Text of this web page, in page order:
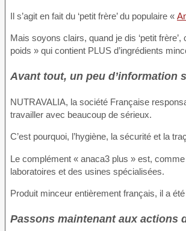
Il s’agit en fait du ‘petit frère’ du populaire «
Mais soyons clairs, quand je dis ‘petit
poids » qui contient PLUS d’ingrédients
Avant tout, un peu d’information
NUTRAVALIA, la société Française
travailler avec beaucoup de sérieux.
C’est pourquoi, l’hygiène, la sécurité et la
Le complément « anaca3 plus » est,
laboratoires et des usines spécialisées.
Produit minceur entièrement français, il a
Passons maintenant aux actions